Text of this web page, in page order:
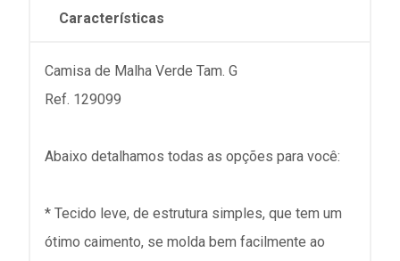
Características
Camisa de Malha Verde Tam. G
Ref. 129099
Abaixo detalhamos todas as opções para você:
* Tecido leve, de estrutura simples, que tem um
ótimo caimento, se molda bem facilmente ao